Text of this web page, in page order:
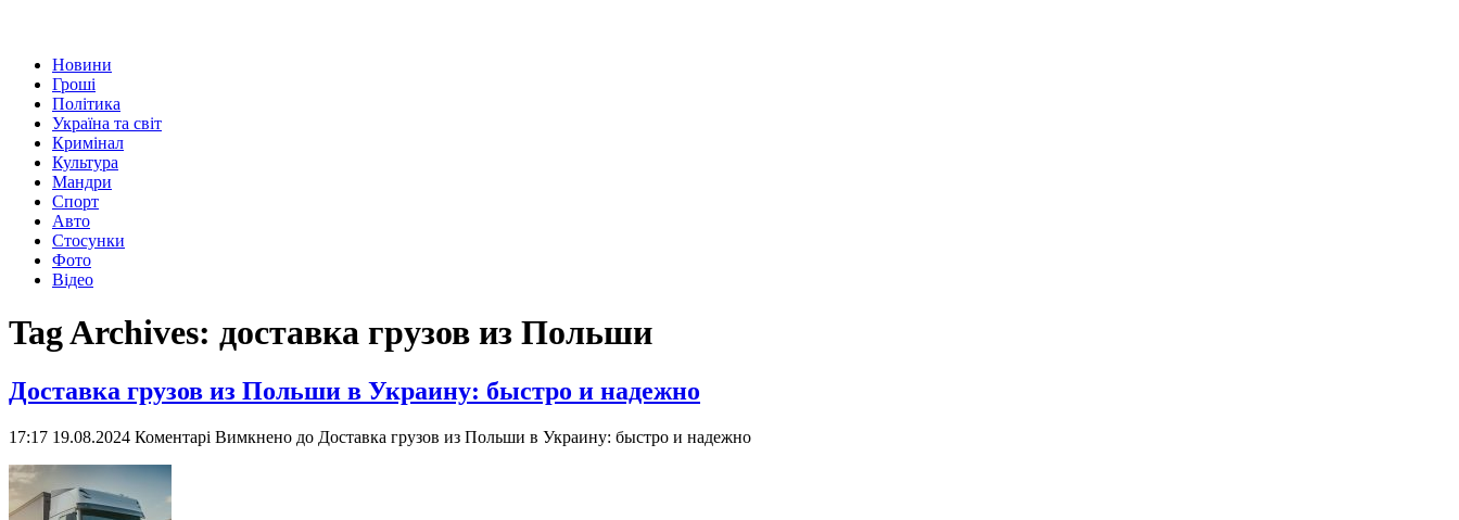
Новини
Гроші
Політика
Україна та світ
Кримінал
Культура
Мандри
Спорт
Авто
Стосунки
Фото
Відео
Tag Archives: доставка грузов из Польши
Доставка грузов из Польши в Украину: быстро и надежно
17:17 19.08.2024 Коментарі Вимкнено до Доставка грузов из Польши в Украину: быстро и надежно